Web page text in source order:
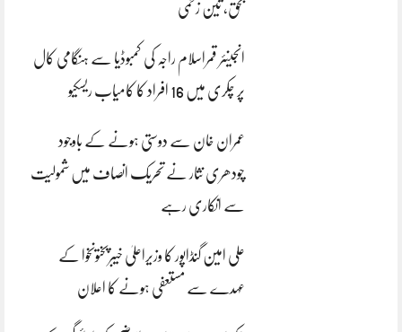
بحق، تین زخمی
انجینئر قمراسلام راجہ کی کمبوڈیا سے ہنگامی کال
پر چکری میں 16 افراد کا کامیاب ریسکیو
عمران خان سے دوستی ہونے کے باوجود
چودھری نثار نے تحریک انصاف میں شمولیت
سے انکاری رہے
علی امین گنڈاپور کا وزیراعلیٰ خیبرپختونخوا کے
عہدے سے مستعفی ہونے کا اعلان